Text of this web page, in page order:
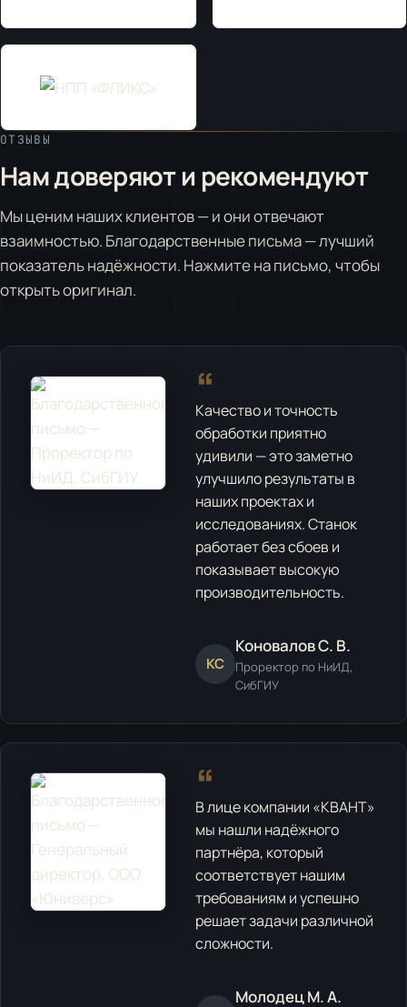
ОТЗЫВЫ
Нам доверяют и рекомендуют
Мы ценим наших клиентов — и они отвечают
взаимностью. Благодарственные письма — лучший
показатель надёжности. Нажмите на письмо, чтобы
открыть оригинал.
“
Качество и точность
обработки приятно
удивили — это заметно
улучшило результаты в
наших проектах и
исследованиях. Станок
работает без сбоев и
показывает высокую
производительность.
КС
Коновалов С. В.
Проректор по НиИД,
СибГИУ
“
В лице компании «КВАНТ»
мы нашли надёжного
партнёра, который
соответствует нашим
требованиям и успешно
решает задачи различной
сложности.
Молодец М. А.